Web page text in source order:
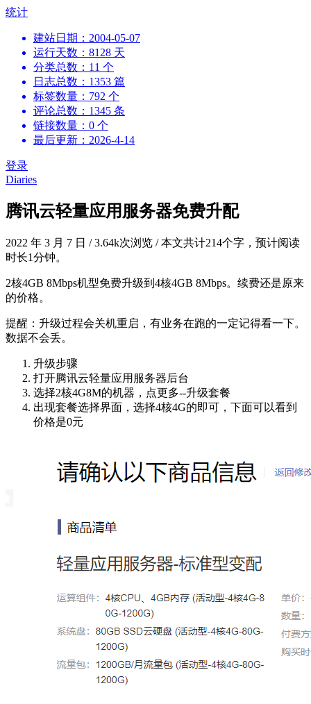
跳
统计
建站日期：2004-05-07
运行天数：8128 天
分类总数：11 个
日志总数：1353 篇
标签数量：792 个
评论总数：1345 条
链接数量：0 个
最后更新：2026-4-14
登录
Diaries
腾讯云轻量应用服务器免费升配
2022 年 3 月 7 日 /3.64k次浏览 /本文共计214个字，预计阅读
时长1分钟。
2核4GB 8Mbps机型免费升级到4核4GB 8Mbps。续费还是原来
的价格。
提醒：升级过程会关机重启，有业务在跑的一定记得看一下。
数据不会丢。
升级步骤
打开腾讯云轻量应用服务器后台
选择2核4G8M的机器，点更多--升级套餐
出现套餐选择界面，选择4核4G的即可，下面可以看到
价格是0元